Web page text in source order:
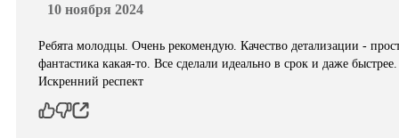
10 ноября 2024
Ребята молодцы. Очень рекомендую. Качество детализации -
фантастика какая-то. Все сделали идеально в срок и даже быстрее.
Искренний респект